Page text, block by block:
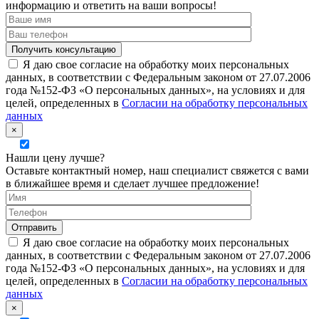
информацию и ответить на ваши вопросы!
Я даю свое согласие на обработку моих персональных
данных, в соответствии с Федеральным законом от 27.07.2006
года №152-ФЗ «О персональных данных», на условиях и для
целей, определенных в Согласии на обработку персональных
данных
×
Нашли цену лучше?
Оставьте контактный номер, наш специалист свяжется с вами
в ближайшее время и сделает лучшее предложение!
Я даю свое согласие на обработку моих персональных
данных, в соответствии с Федеральным законом от 27.07.2006
года №152-ФЗ «О персональных данных», на условиях и для
целей, определенных в Согласии на обработку персональных
данных
×